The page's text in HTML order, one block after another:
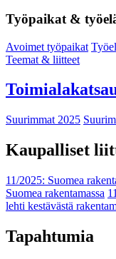
Työpaikat &
Avoimet työpaikat
Teemat & liitteet
Suurimmat 2025
Kaupalliset
11/2025: Suomea
Suomea rakentamassa
lehti kestävästä
Tapahtumia